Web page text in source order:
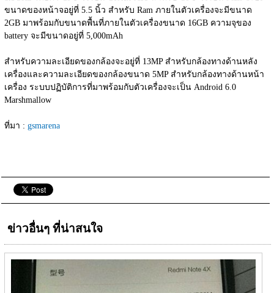
ขนาดของหน้าจอยู่ที่ 5.5 นิ้ว สำหรับ Ram ภายในตัวเครื่องจะมีขนาด
2GB มาพร้อมกับขนาดพื้นที่ภายในตัวเครื่องขนาด 16GB ความจุของ
battery จะมีขนาดอยู่ที่ 5,000mAh
สำหรับความละเอียดของกล้องจะอยู่ที่ 13MP สำหรับกล้องทางด้านหลัง
เครื่องและความละเอียดของกล้องขนาด 5MP สำหรับกล้องทางด้านหน้า
เครื่อง ระบบปฏิบัติการที่มาพร้อมกับตัวเครื่องจะเป็น Android 6.0
Marshmallow
ที่มา : gsmarena
ข่าวอื่นๆ ที่น่าสนใจ